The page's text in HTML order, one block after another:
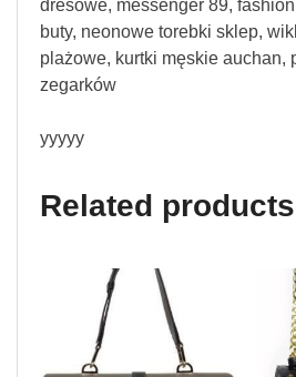
dresowe, messenger 89,
buty, neonowe torebki sklep,
plażowe, kurtki męskie auchan,
zegarków
yyyyy
Related products